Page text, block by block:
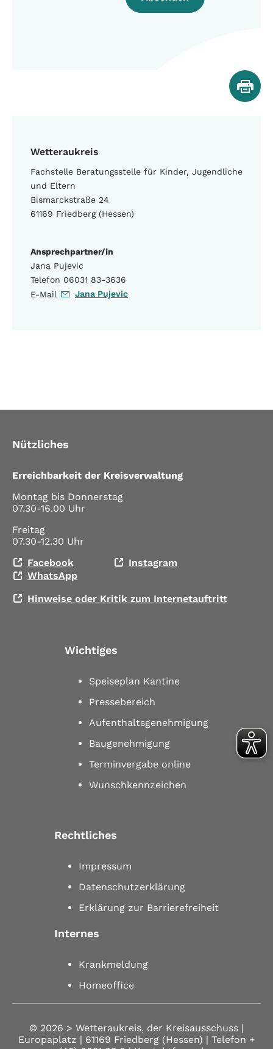
Wetteraukreis
Fachstelle Beratungsstelle für Kinder, Jugendliche
und Eltern
Bismarckstraße 24
61169 Friedberg (Hessen)
Ansprechpartner/in
Jana Pujevic
Telefon 06031 83-3636
E-Mail
Jana Pujevic
Nützliches
Erreichbarkeit der Kreisverwaltung
Montag bis Donnerstag
07.30-16.00 Uhr
Freitag
07.30-12.30 Uhr
Facebook
Instagram
WhatsApp
Hinweise oder Kritik zum Internetauftritt
Wichtiges
Speiseplan Kantine
Pressebereich
Aufenthaltsgenehmigung
Baugenehmigung
Terminvergabe online
Wunschkennzeichen
Rechtliches
Impressum
Datenschutzerklärung
Erklärung zur Barrierefreiheit
Internes
Krankmeldung
Homeoffice
© 2026 > Wetteraukreis, der Kreisausschuss |
Europaplatz | 61169 Friedberg (Hessen) | Telefon +